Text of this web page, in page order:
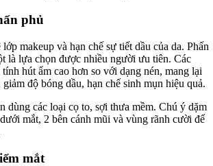
phủ
makeup và hạn chế sự tiết dầu của da. Phấn
là lựa chọn được nhiều người ưu tiên. Các
hút ẩm cao hơn so với dạng nén, mang lại
độ bóng dầu, hạn chế sinh mụn hiệu quả.
dùng các loại cọ to, sợi thưa mềm. Chú ý dặm
mắt, 2 bên cánh mũi và vùng rãnh cười để
mắt